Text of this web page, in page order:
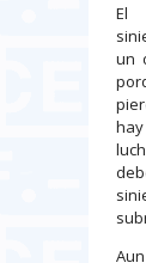
El
un